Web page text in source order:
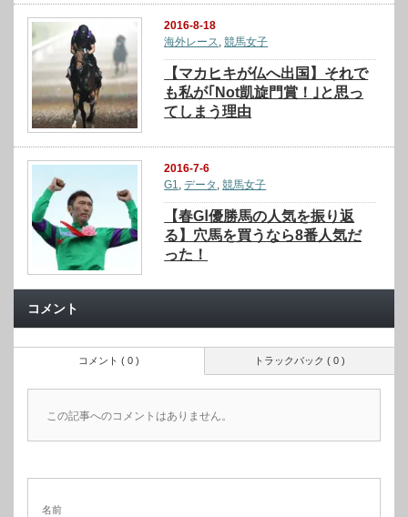
2016-8-18
海外レース,競馬女子
【マカヒキが仏へ出国】それで
も私が｢Not凱旋門賞！｣と思っ
てしまう理由
2016-7-6
G1
,データ ,競馬女子
【春GⅠ優勝馬の人気を振り返
る】穴馬を買うなら8番人気だ
った！
コメント
トラックバック ( 0 )
コメント ( 0 )
この記事へのコメントはありません。
名前